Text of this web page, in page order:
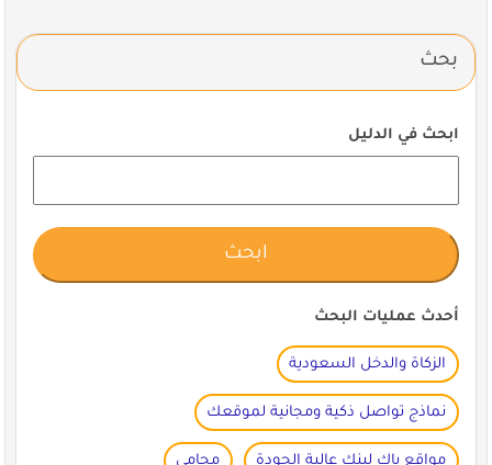
بحث
ابحث في الدليل
أحدث عمليات البحث
الزكاة والدخل السعودية
نماذج تواصل ذكية ومجانية لموقعك
مواقع باك لينك عالية الجودة محامي